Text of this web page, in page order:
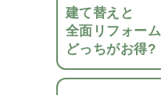
建て替えと
全面リフォーム
どっちがお得?